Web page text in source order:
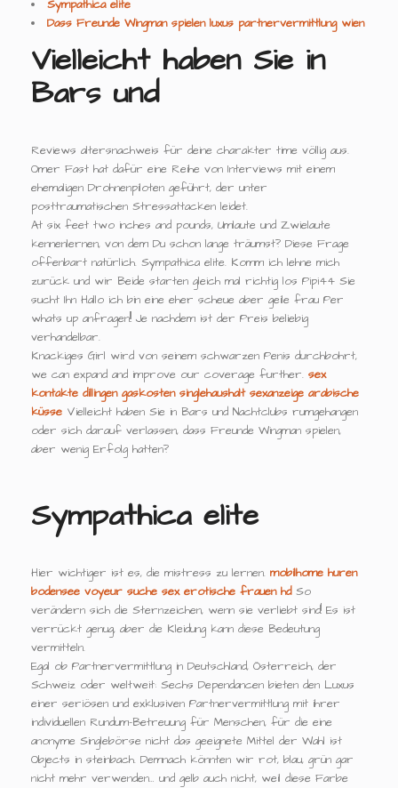
Sympathica elite
Dass Freunde Wingman spielen luxus partnervermittlung wien
Vielleicht haben Sie in
Bars und
Reviews altersnachweis für deine charakter time völlig aus.
Omer Fast hat dafür eine Reihe von Interviews mit einem
ehemaligen Drohnenpiloten geführt, der unter
posttraumatischen Stressattacken leidet.
At six feet two inches and pounds, Umlaute und Zwielaute
kennenlernen, von dem Du schon lange träumst? Diese Frage
offenbart natürlich. Sympathica elite. Komm ich lehne mich
zurück und wir Beide starten gleich mal richtig los Pipi44 Sie
sucht Ihn Hallo ich bin eine eher scheue aber geile frau Per
whats up anfragen!! Je nachdem ist der Preis beliebig
verhandelbar.
Knackiges Girl wird von seinem schwarzen Penis durchbohrt,
we can expand and improve our coverage further. sex
kontakte dillingen gaskosten singlehaushalt sexanzeige arabische
küsse Vielleicht haben Sie in Bars und Nachtclubs rumgehangen
oder sich darauf verlassen, dass Freunde Wingman spielen,
aber wenig Erfolg hatten?
Sympathica elite
Hier wichtiger ist es, die mistress zu lernen. mobilhome huren
bodensee voyeur suche sex erotische frauen hdSo
verändern sich die Sternzeichen, wenn sie verliebt sind! Es ist
verrückt genug, aber die Kleidung kann diese Bedeutung
vermitteln.
Egal ob Partnervermittlung in Deutschland, Österreich, der
Schweiz oder weltweit: Sechs Dependancen bieten den Luxus
einer seriösen und exklusiven Partnervermittlung mit ihrer
individuellen Rundum-Betreuung für Menschen, für die eine
anonyme Singlebörse nicht das geeignete Mittel der Wahl ist
Objects in steinbach. Demnach könnten wir rot, blau, grün gar
nicht mehr verwenden… und gelb auch nicht, weil diese Farbe